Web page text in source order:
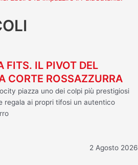
FITS. IL PIVOT DEL
CORTE ROSSAZZURRA
piazza uno dei colpi più prestigiosi
regala ai propri tifosi un autentico
2 Agosto 2026